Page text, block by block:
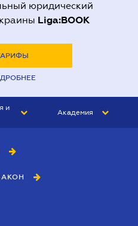
юридический
Liga:BOOK
и
Академия